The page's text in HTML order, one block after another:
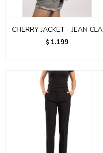
CHERRY JACKET - JEAN CLA
$ 1.199